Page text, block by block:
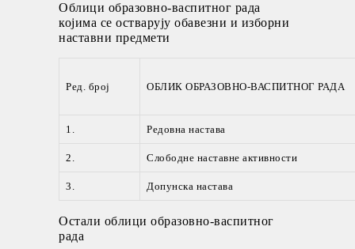
Облици образовно-васпитног рада
којима се остварују обавезни и изборни
наставни предмети
Ред. број ОБЛИК ОБРАЗОВНО-ВАСПИТНОГ РАДА
1. Редовна настава
2. Слободне наставне активности
3. Допунска настава
Остали облици образовно-васпитног
рада